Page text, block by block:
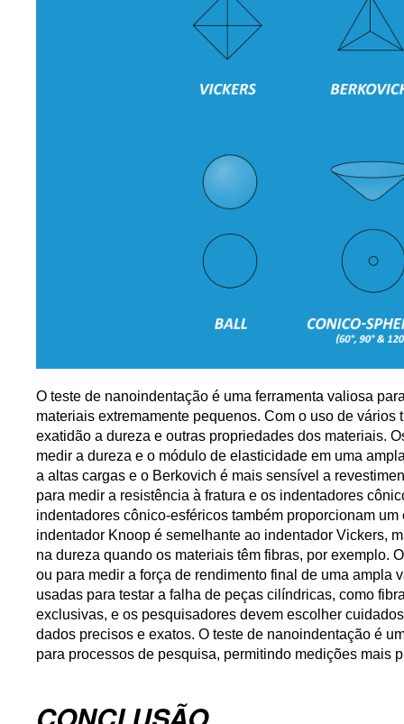
O teste de nanoindentação é uma ferramenta valiosa
materiais extremamente pequenos. Com o uso de
exatidão a dureza e outras propriedades dos materiais.
medir a dureza e o módulo de elasticidade em uma
a altas cargas e o Berkovich é mais sensível a
para medir a resistência à fratura e os indentadores
indentadores cônico-esféricos também proporcionam
indentador Knoop é semelhante ao indentador Vickers,
na dureza quando os materiais têm fibras, por exemplo.
ou para medir a força de rendimento final de uma
usadas para testar a falha de peças cilíndricas, como
exclusivas, e os pesquisadores devem escolher
dados precisos e exatos. O teste de nanoindentação é
para processos de pesquisa, permitindo medições mais